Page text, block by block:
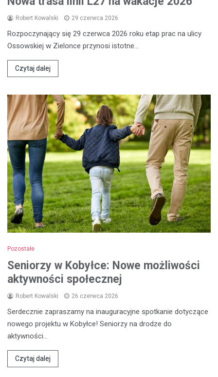
Robert Kowalski 29 czerwca 2026
Rozpoczynający się 29 czerwca 2026 roku etap prac na ulicy
Ossowskiej w Zielonce przynosi istotne…
Czytaj dalej
Pozostałe
Seniorzy w Kobyłce: Nowe możliwości
aktywności społecznej
Robert Kowalski 26 czerwca 2026
Serdecznie zapraszamy na inauguracyjne spotkanie dotyczące
nowego projektu w Kobyłce! Seniorzy na drodze do
aktywności…
Czytaj dalej